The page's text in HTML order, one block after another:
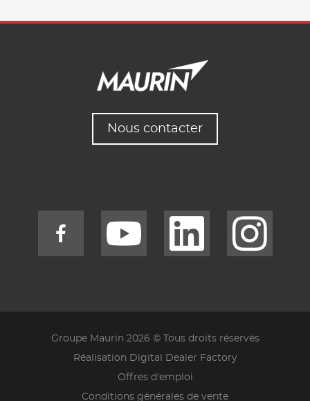
Nous contacter
Groupe Maurin 2026 © Tous droits réservés
Réalisation Digital Dealer Factory
Offres d'emploi
Conditions générales de vente